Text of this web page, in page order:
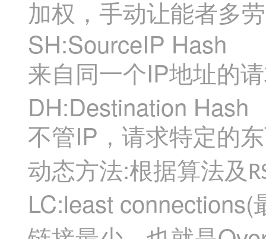
加权，手动让能者多
SH:SourceIP Hash
来自同一个IP地址的
DH:Destination Hash
不管IP ，请求特定的
动态方法:根据算法及
LC:least connections(